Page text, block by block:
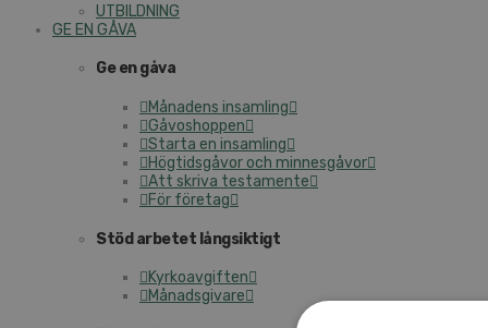
UTBILDNING
GE EN GÅVA
Ge en gåva
Månadens insamling
Gåvoshoppen
Starta en insamling
Högtidsgåvor och minnesgåvor
Att skriva testamente
För företag
Stöd arbetet långsiktigt
Kyrkoavgiften
Månadsgivare